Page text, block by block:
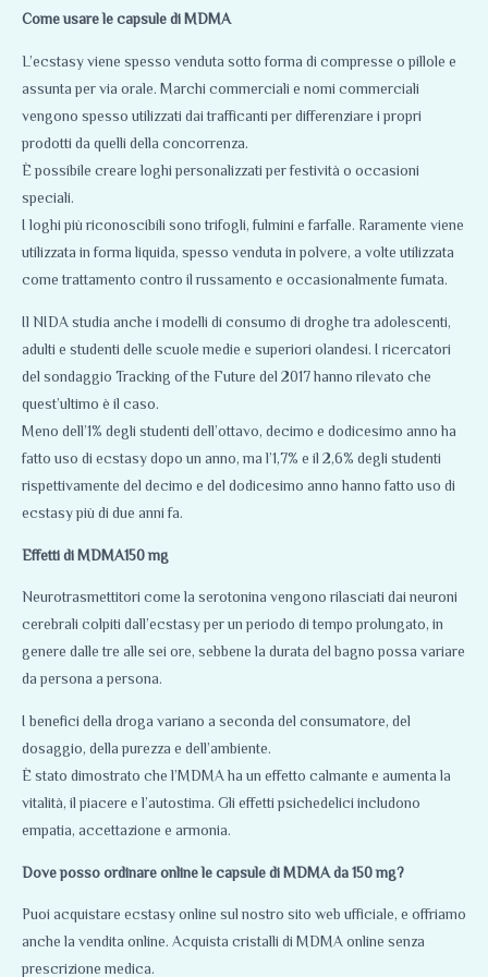
Come usare le capsule di MDMA
L’ecstasy viene spesso venduta sotto forma di compresse o pillole e
assunta per via orale. Marchi commerciali e nomi commerciali
vengono spesso utilizzati dai trafficanti per differenziare i propri
prodotti da quelli della concorrenza.
È possibile creare loghi personalizzati per festività o occasioni
speciali.
I loghi più riconoscibili sono trifogli, fulmini e farfalle. Raramente viene
utilizzata in forma liquida, spesso venduta in polvere, a volte utilizzata
come trattamento contro il russamento e occasionalmente fumata.
Il NIDA studia anche i modelli di consumo di droghe tra adolescenti,
adulti e studenti delle scuole medie e superiori olandesi. I ricercatori
del sondaggio Tracking of the Future del 2017 hanno rilevato che
quest’ultimo è il caso.
Meno dell’1% degli studenti dell’ottavo, decimo e dodicesimo anno ha
fatto uso di ecstasy dopo un anno, ma l’1,7% e il 2,6% degli studenti
rispettivamente del decimo e del dodicesimo anno hanno fatto uso di
ecstasy più di due anni fa.
Effetti di MDMA150 mg
Neurotrasmettitori come la serotonina vengono rilasciati dai neuroni
cerebrali colpiti dall’ecstasy per un periodo di tempo prolungato, in
genere dalle tre alle sei ore, sebbene la durata del bagno possa variare
da persona a persona.
I benefici della droga variano a seconda del consumatore, del
dosaggio, della purezza e dell’ambiente.
È stato dimostrato che l’MDMA ha un effetto calmante e aumenta la
vitalità, il piacere e l’autostima. Gli effetti psichedelici includono
empatia, accettazione e armonia.
Dove posso ordinare online le capsule di MDMA da 150 mg?
Puoi acquistare ecstasy online sul nostro sito web ufficiale, e offriamo
anche la vendita online. Acquista cristalli di MDMA online senza
prescrizione medica.